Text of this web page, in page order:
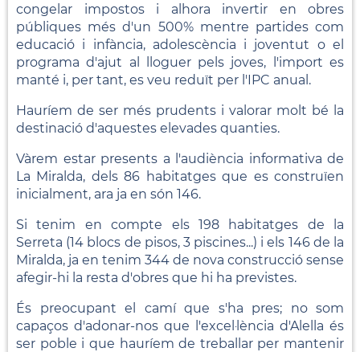
congelar impostos i alhora invertir en obres
públiques més d'un 500% mentre partides com
educació i infància, adolescència i joventut o el
programa d'ajut al lloguer pels joves, l'import es
manté i, per tant, es veu reduït per l'IPC anual.
Hauríem de ser més prudents i valorar molt bé la
destinació d'aquestes elevades quanties.
Vàrem estar presents a l'audiència informativa de
La Miralda, dels 86 habitatges que es construïen
inicialment, ara ja en són 146.
Si tenim en compte els 198 habitatges de la
Serreta (14 blocs de pisos, 3 piscines...) i els 146 de la
Miralda, ja en tenim 344 de nova construcció sense
afegir-hi la resta d'obres que hi ha previstes.
És preocupant el camí que s'ha pres; no som
capaços d'adonar-nos que l'excel·lència d'Alella és
ser poble i que hauríem de treballar per mantenir